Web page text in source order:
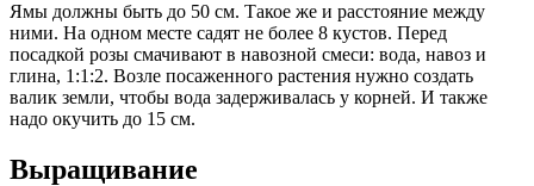
Ямы должны быть до 50 см. Такое же и расстояние между
ними. На одном месте садят не более 8 кустов. Перед
посадкой розы смачивают в навозной смеси: вода, навоз и
глина, 1:1:2. Возле посаженного растения нужно создать
валик земли, чтобы вода задерживалась у корней. И также
надо окучить до 15 см.
Выращивание